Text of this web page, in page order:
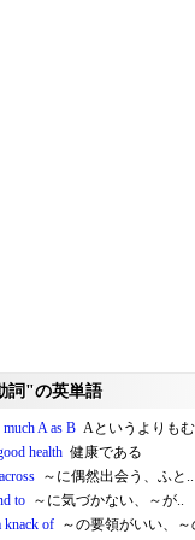
詞"の英単語
much A as B Aというよりも
health 健康である
～に偶然出会う、ふと..
to ～に気づかない、～が..
knack of ～の要領がいい、～